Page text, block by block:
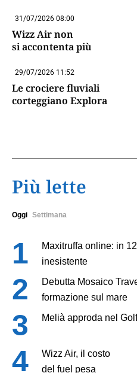
31/07/2026 08:00
Wizz Air non
si accontenta più
29/07/2026 11:52
Le crociere fluviali
corteggiano Explora
Più lette
Oggi Settimana
Maxitruffa online: in
inesistente
Debutta Mosaico
formazione sul mare
Melià approda nel
Wizz Air, il costo
del fuel pesa